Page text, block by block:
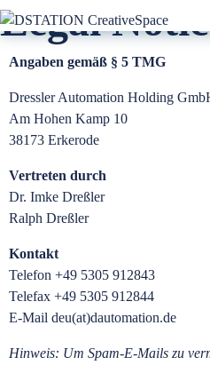
Legal
Angaben gemäß § 5 TMG
Dressler Automation Holding
Am Hohen Kamp 10
38173 Erkerode
Vertreten durch
Dr. Imke Dreßler
Ralph Dreßler
Kontakt
Telefon +49 5305 912843
Telefax +49 5305 912844
E-Mail deu(at)dautomation.de
Hinweis: Um Spam-E-Mails zu